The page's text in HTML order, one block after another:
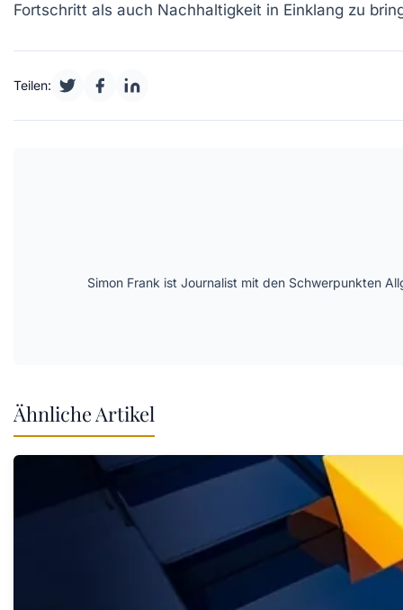
Fortschritt als auch Nachhaltigkeit in Einklang zu
Teilen:
Simon Frank ist Journalist mit den Schwerpunkten
Ähnliche Artikel